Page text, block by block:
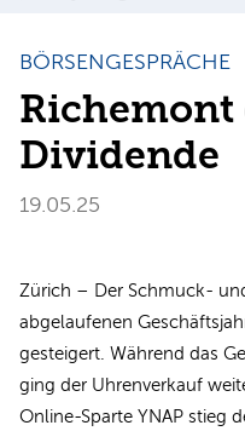
BÖRSENGESPRÄCHE
Dividende
19.05.25
Zürich – Der Schmuck-
abgelaufenen
gesteigert. Während das
ging der Uhrenverkauf
Online-Sparte YNAP stieg